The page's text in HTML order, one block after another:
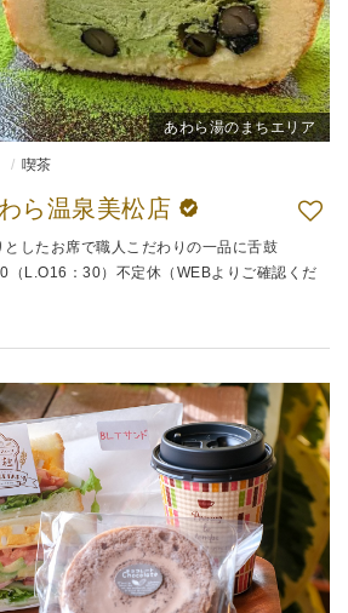
あわら湯のまちエリア
喫茶
ら温泉美松店
したお席で職人こだわりの一品に舌鼓
L.O16：30）不定休（WEBよりご確認くだ